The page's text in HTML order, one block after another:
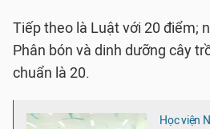
Tiếp theo là Luật với 20 điểm;
Phân bón và dinh dưỡng cây
chuẩn là 20.
Học viện